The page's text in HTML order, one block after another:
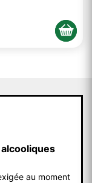
au moment